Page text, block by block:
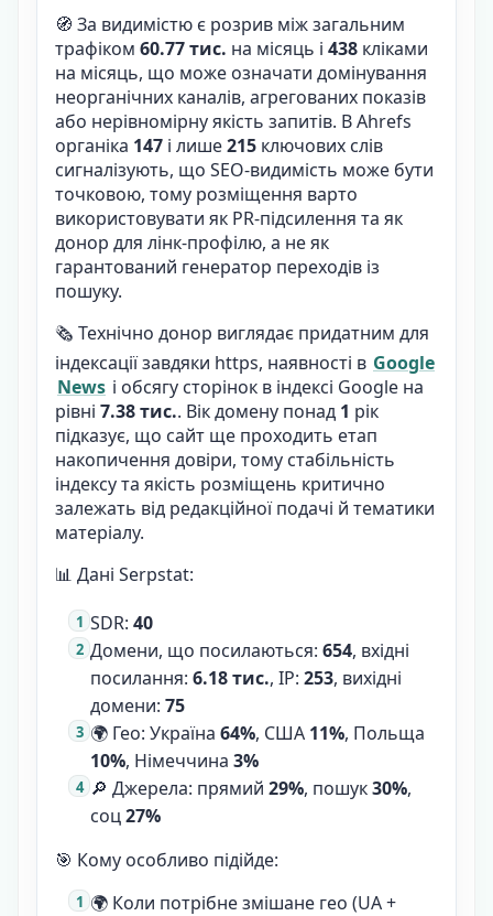
🧭 За видимістю є розрив між загальним
трафіком 60.77 тис. на місяць і 438 кліками
на місяць, що може означати домінування
неорганічних каналів, агрегованих показів
або нерівномірну якість запитів. В Ahrefs
органіка 147 і лише215 ключових слів
сигналізують, що SEO-видимість може бути
точковою, тому розміщення варто
використовувати як PR-підсилення та як
донор для лінк-профілю, а не як
гарантований генератор переходів із
пошуку.
🗞️ Технічно донор виглядає придатним для
індексації завдяки https, наявності в Google
News і обсягу сторінок в індексі Google на
рівні 7.38 тис.. Вік домену понад 1 рік
підказує, що сайт ще проходить етап
накопичення довіри, тому стабільність
індексу та якість розміщень критично
залежать від редакційної подачі й тематики
матеріалу.
📊 Дані Serpstat:
SDR: 40
Домени, що посилаються: 654, вхідні
посилання: 6.18 тис., IP: 253, вихідні
домени: 75
🌍 Гео: Україна 64%, США 11%, Польща
10%, Німеччина 3%
🔎 Джерела: прямий 29%, пошук30%,
соц27%
🎯 Кому особливо підійде:
🌍 Коли потрібне змішане гео (UA +